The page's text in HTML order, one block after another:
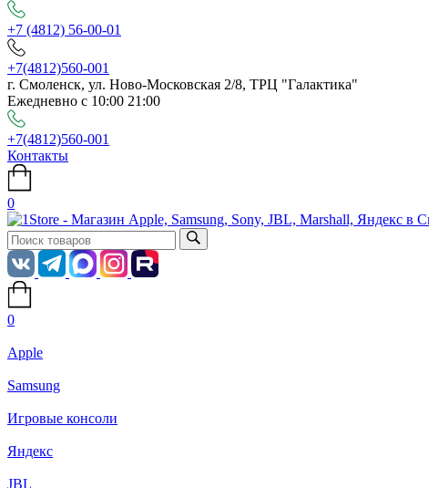
+7 (4812) 56-00-01
+7(4812)560-001
г. Смоленск, ул. Ново-Московская 2/8, ТРЦ "Галактика"
Ежедневно с 10:00 21:00
+7(4812)560-001
Контакты
0
0
Apple
Samsung
Игровые консоли
Яндекс
JBL